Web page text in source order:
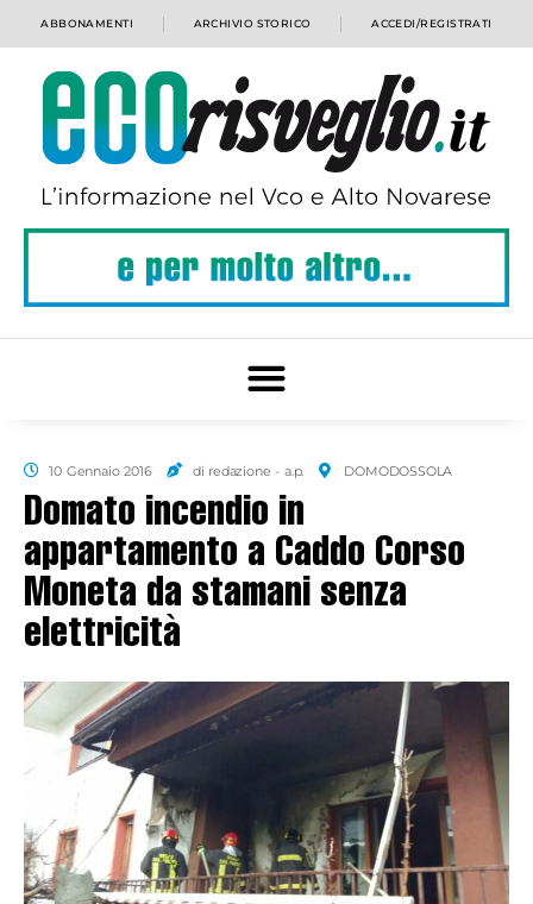
ABBONAMENTI ARCHIVIO STORICO ACCEDI/REGISTRATI
10 Gennaio 2016 di redazione - a.p. DOMODOSSOLA
Domato incendio in
appartamento a Caddo Corso
Moneta da stamani senza
elettricità